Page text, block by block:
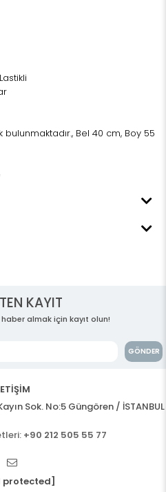
Bel 40 cm, Boy 55
KAYIT
almak için kayıt olun!
GÖNDER
Sok. No:5 Güngören / İSTANBUL
+90 212 505 55 77
protected]